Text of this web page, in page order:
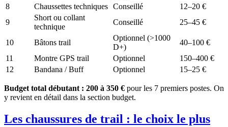
8
Chaussettes techniques Conseillé
12–20 €
9
Short ou collant
technique
Conseillé 25–45 €
10 Bâtons trail
Optionnel (>1000
D+)
40–100 €
11
Montre GPS trail Optionnel
150–400 €
12
Bandana / Buff Optionnel 15–25 €
Budget total débutant : 200 à 350 € pour les 7 premiers postes. On
y revient en détail dans la section budget.
Les chaussures de trail : le choix le plus